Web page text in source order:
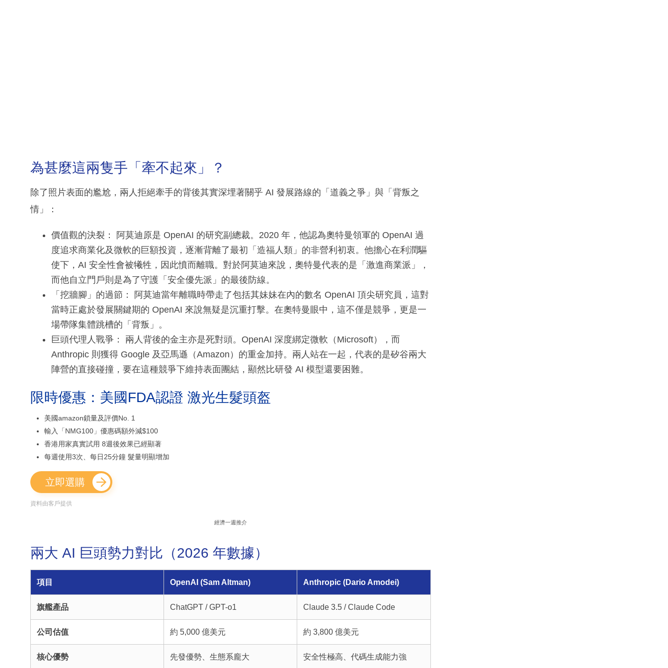
為甚麼這兩隻手「牽不起來」？
除了照片表面的尷尬，兩人拒絕牽手的背後其實深埋著關乎 AI 發展路線的「道義之爭」與「背叛之
情」：
價值觀的決裂： 阿莫迪原是 OpenAI 的研究副總裁。2020 年，他認為奧特曼領軍的 OpenAI 過
度追求商業化及微軟的巨額投資，逐漸背離了最初「造福人類」的非營利初衷。他擔心在利潤驅
使下，AI 安全性會被犧牲，因此憤而離職。對於阿莫迪來說，奧特曼代表的是「激進商業派」，
而他自立門戶則是為了守護「安全優先派」的最後防線。
「挖牆腳」的過節： 阿莫迪當年離職時帶走了包括其妹妹在內的數名 OpenAI 頂尖研究員，這對
當時正處於發展關鍵期的 OpenAI 來說無疑是沉重打擊。在奧特曼眼中，這不僅是競爭，更是一
場帶隊集體跳槽的「背叛」。
巨頭代理人戰爭： 兩人背後的金主亦是死對頭。OpenAI 深度綁定微軟（Microsoft），而
Anthropic 則獲得 Google 及亞馬遜（Amazon）的重金加持。兩人站在一起，代表的是矽谷兩大
陣營的直接碰撞，要在這種競爭下維持表面團結，顯然比研發 AI 模型還要困難。
限時優惠：美國FDA認證 激光生髮頭盔
美國amazon鎖量及評價No. 1
輸入「NMG100」優惠碼額外減$100
香港用家真實試用 8週後效果已經顯著
每週使用3次、每日25分鐘 髮量明顯增加
立即選購
資料由客戶提供
經濟一週推介
兩大 AI 巨頭勢力對比（2026 年數據）
項目 OpenAI (Sam Altman) Anthropic (Dario Amodei)
旗艦產品 ChatGPT / GPT-o1 Claude 3.5 / Claude Code
公司估值 約 5,000 億美元 約 3,800 億美元
核心優勢 先發優勢、生態系龐大 安全性極高、代碼生成能力強